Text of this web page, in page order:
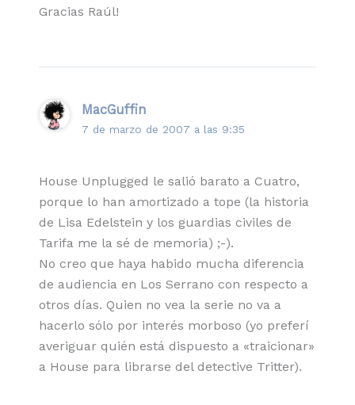
Gracias Raúl!
MacGuffin
7 de marzo de 2007 a las 9:35
House Unplugged le salió barato a Cuatro,
porque lo han amortizado a tope (la historia
de Lisa Edelstein y los guardias civiles de
Tarifa me la sé de memoria) ;-).
No creo que haya habido mucha diferencia
de audiencia en Los Serrano con respecto a
otros días. Quien no vea la serie no va a
hacerlo sólo por interés morboso (yo preferí
averiguar quién está dispuesto a «traicionar»
a House para librarse del detective Tritter).